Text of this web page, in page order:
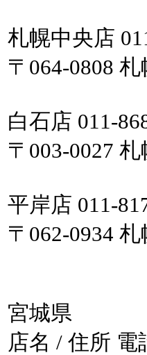
札幌中央店
〒064-0808
白石店 011-
〒003-0027
平岸店 011-
〒062-0934
宮城県
店名 / 住所 電